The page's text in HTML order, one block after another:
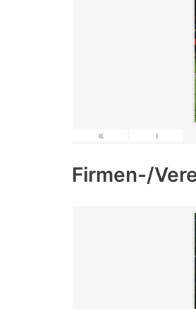
« ‹
Firmen-/